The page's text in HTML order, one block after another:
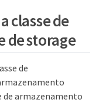
classe de
de storage
de
de armazenamento